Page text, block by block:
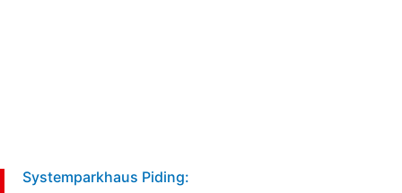
Systemparkhaus Piding: